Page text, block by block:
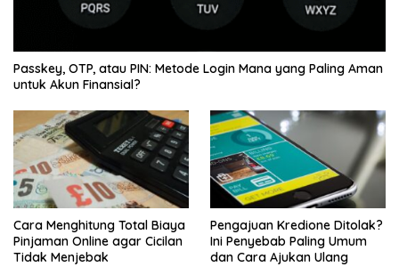
Passkey, OTP, atau PIN: Metode Login Mana yang Paling Aman
untuk Akun Finansial?
Cara Menghitung Total Biaya
Pinjaman Online agar Cicilan
Tidak Menjebak
Pengajuan Kredione Ditolak?
Ini Penyebab Paling Umum
dan Cara Ajukan Ulang